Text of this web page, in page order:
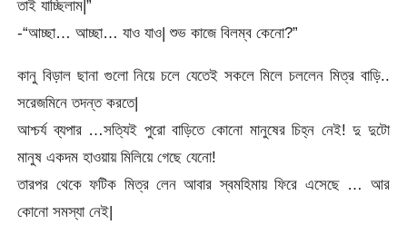
তাই যাচ্ছিলাম|”
-“আচ্ছা… আচ্ছা… যাও যাও| শুভ কাজে বিলম্ব কেনো?”
কানু বিড়াল ছানা গুলো নিয়ে চলে যেতেই সকলে মিলে চললেন মিত্র বাড়ি..
সরেজমিনে তদন্ত করতে|
আশ্চর্য ব্যপার …সত্যিই পুরো বাড়িতে কোনো মানুষের চিহ্ন নেই! দু দুটো
মানুষ একদম হাওয়ায় মিলিয়ে গেছে যেনো!
তারপর থেকে ফটিক মিত্র লেন আবার স্বমহিমায় ফিরে এসেছে … আর
কোনো সমস্যা নেই|